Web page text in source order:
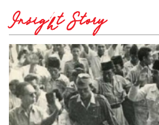
Insight Story